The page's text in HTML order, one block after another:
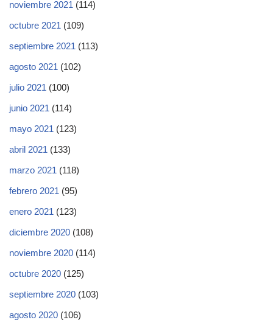
noviembre 2021 (114)
octubre 2021 (109)
septiembre 2021 (113)
agosto 2021 (102)
julio 2021 (100)
junio 2021 (114)
mayo 2021 (123)
abril 2021 (133)
marzo 2021 (118)
febrero 2021 (95)
enero 2021 (123)
diciembre 2020 (108)
noviembre 2020 (114)
octubre 2020 (125)
septiembre 2020 (103)
agosto 2020 (106)